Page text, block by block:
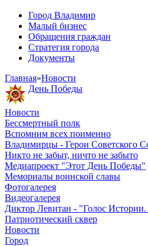
Город Владимир
Малый бизнес
Обращения граждан
Стратегия города
Документы
Главная»Новости
День Победы
Новости
Бессмертный полк
Вспомним всех поименно
Владимирцы - Герои Советского
Никто не забыт, ничто не забыто
Медиапроект "Этот День Победы"
Мемориалы воинской славы
Фотогалерея
Видеогалерея
Диктор Левитан - "Голос
Патриотический сквер
Новости
Город